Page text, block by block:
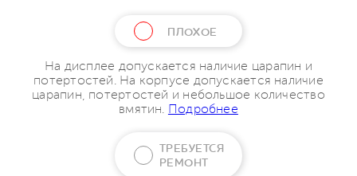
ПЛОХОЕ
На дисплее допускается наличие царапин и
потертостей. На корпусе допускается наличие
царапин, потертостей и небольшое количество
вмятин. Подробнее
ТРЕБУЕТСЯ
РЕМОНТ